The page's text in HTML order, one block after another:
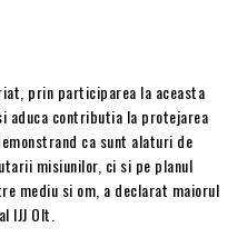
prin participarea la aceasta
aduca contributia la protejarea
ca sunt alaturi de
misiunilor, ci si pe planul
mediu si om, a declarat maiorul
IJJ Olt.